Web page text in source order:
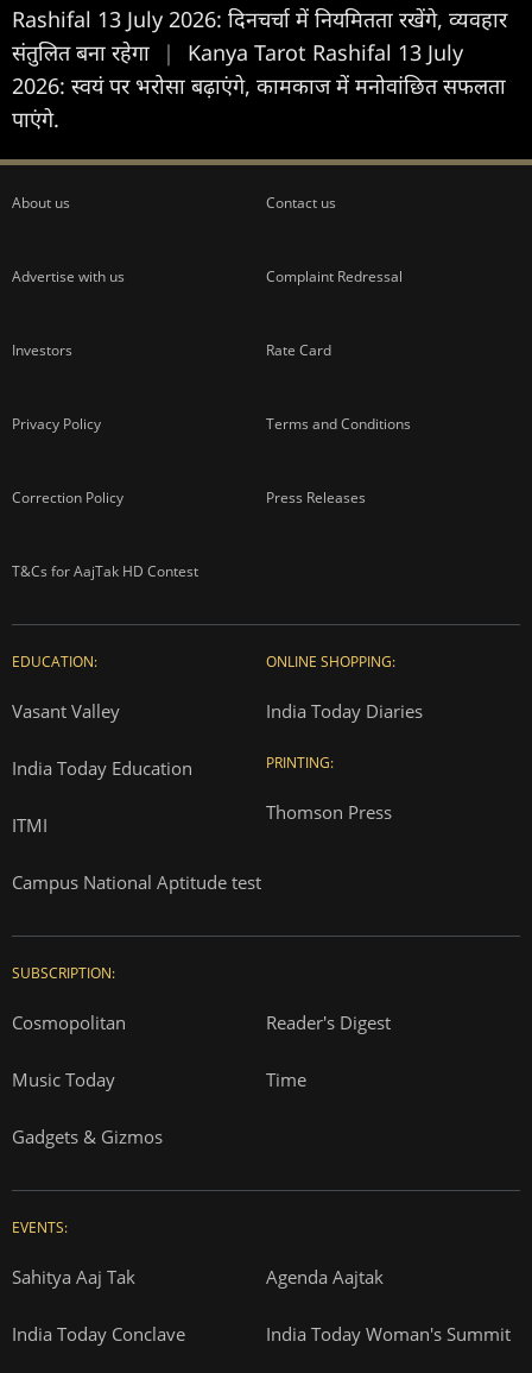
Rashifal 13 July 2026: दिनचर्चा में नियमितता रखेंगे, व्यवहार
संतुलित बना रहेगा
|
Kanya Tarot Rashifal 13 July
2026: स्वयं पर भरोसा बढ़ाएंगे, कामकाज में मनोवांछित सफलता
पाएंगे.
About us Contact us
Advertise with us Complaint Redressal
Investors Rate Card
Privacy Policy Terms and Conditions
Correction Policy Press Releases
T&Cs for AajTak HD Contest
EDUCATION:
Vasant Valley
India Today Education
ITMI
Campus National Aptitude test
ONLINE SHOPPING:
India Today Diaries
PRINTING:
Thomson Press
SUBSCRIPTION:
Cosmopolitan Reader's Digest
Music Today Time
Gadgets & Gizmos
EVENTS:
Sahitya Aaj Tak Agenda Aajtak
India Today Conclave India Today Woman's Summit